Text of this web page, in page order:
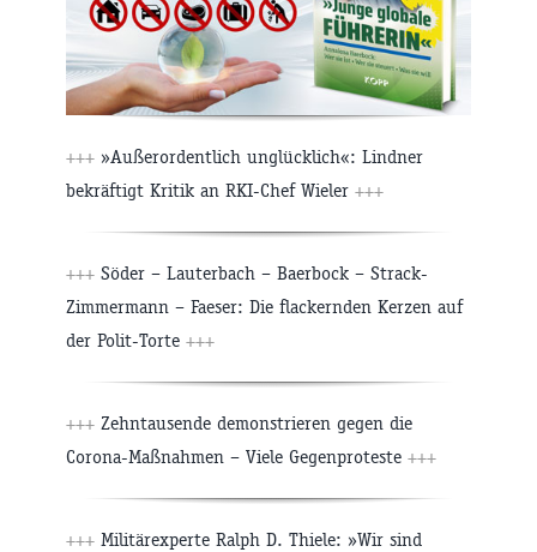
+++ »Außerordentlich unglücklich«: Lindner
bekräftigt Kritik an RKI-Chef Wieler +++
+++ Söder – Lauterbach – Baerbock – Strack-
Zimmermann – Faeser: Die flackernden Kerzen auf
der Polit-Torte +++
+++ Zehntausende demonstrieren gegen die
Corona-Maßnahmen – Viele Gegenproteste +++
+++ Militärexperte Ralph D. Thiele: »Wir sind